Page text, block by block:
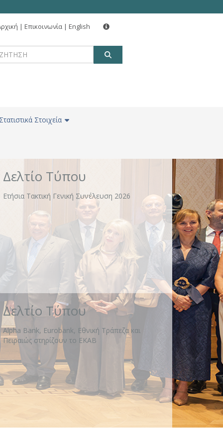
| Επικοινωνία | English
Στατιστικά Στοιχεία
Δελτίο Τύπου
Νέα δωρεά 160 εκατ. ευρώ για την αναβάθμιση
Δελτίο Τύπου
Ετήσια Τακτική Γενική Συνέλευση 2026
Δελτίο Τύπου
Alpha Bank, Eurobank, Εθνική Τράπεζα και
Πειραιώς στηρίζουν το ΕΚΑΒ